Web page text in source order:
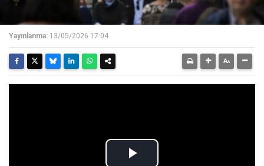
Yayınlanma: 13/05/2026 17:04